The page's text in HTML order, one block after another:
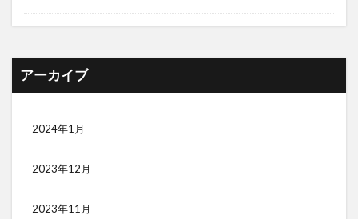
アーカイブ
2024年1月
2023年12月
2023年11月